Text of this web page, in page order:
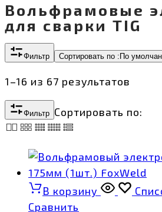
Вольфрамовые
для сварки TIG
Фильтр Сортировать по : По
1–16 из 67 результатов
Фильтр Сортировать по:
В корзину
Сравнить